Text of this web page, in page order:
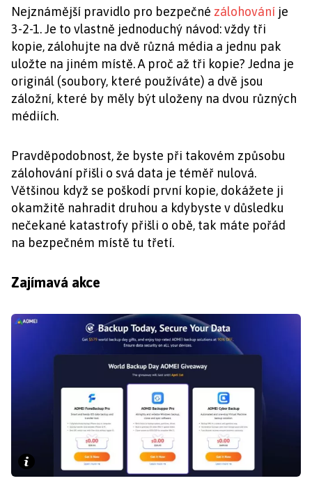
Nejznámější pravidlo pro bezpečné zálohování je
3-2-1. Je to vlastně jednoduchý návod: vždy tři
kopie, zálohujte na dvě různá média a jednu pak
uložte na jiném místě. A proč až tři kopie? Jedna je
originál (soubory, které používáte) a dvě jsou
záložní, které by měly být uloženy na dvou různých
médiích.
Pravděpodobnost, že byste při takovém způsobu
zálohování přišli o svá data je téměř nulová.
Většinou když se poškodí první kopie, dokážete ji
okamžitě nahradit druhou a kdybyste v důsledku
nečekané katastrofy přišli o obě, tak máte pořád
na bezpečném místě tu třetí.
Zajímavá akce